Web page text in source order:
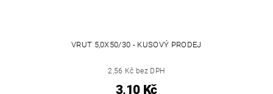
VRUT 5,0X50/30 - KUSOVÝ PRODEJ
2,56 Kč bez DPH
3,10 Kč